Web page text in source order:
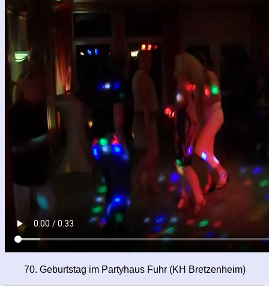
70. Geburtstag im Partyhaus Fuhr (KH Bretzenheim)